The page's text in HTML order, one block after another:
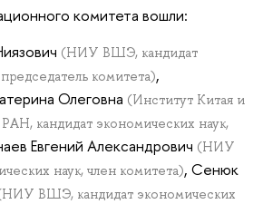
комитета вошли:
(НИУ ВШЭ, кандидат
комитета),
Олеговна (Институт Китая и
кандидат экономических наук,
Евгений Александрович (НИУ
наук, член комитета), Сенюк
ВШЭ, кандидат экономических